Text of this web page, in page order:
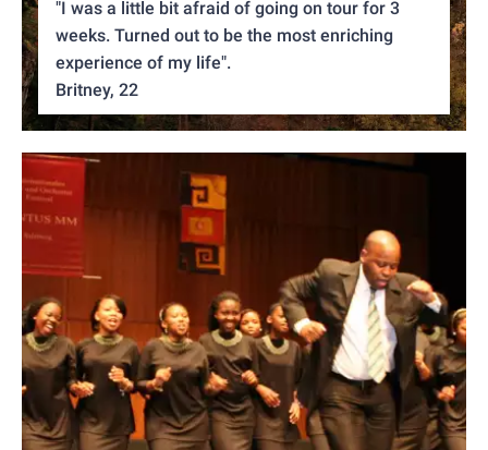
"I was a little bit afraid of going on tour for 3
weeks. Turned out to be the most enriching
experience of my life".
Britney, 22